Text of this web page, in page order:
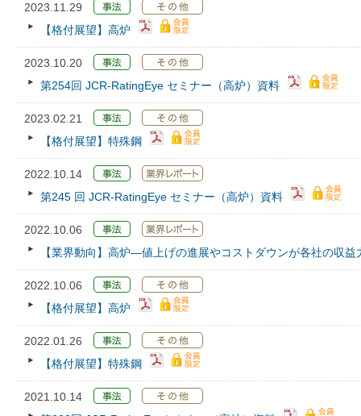
2023.11.29
【格付展望】高炉
2023.10.20
第254回 JCR‐RatingEye セミナー（高炉）資料
2023.02.21
【格付展望】特殊鋼
2022.10.14
第245 回 JCR‐RatingEye セミナー（高炉）資料
2022.10.06
【業界動向】高炉―値上げの進展やコストダウンが各社の収
2022.10.06
【格付展望】高炉
2022.01.26
【格付展望】特殊鋼
2021.10.14